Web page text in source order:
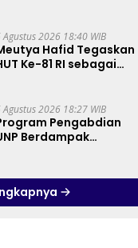
SMK
Perhotelan,
UPW
Agustus 2026 18:40 WIB
Hafid Tegaskan
Ke-81 RI sebagai
di Kemkomdigi
Agustus 2026 18:27 WIB
Pengabdian
Berdampak
Pedagogy